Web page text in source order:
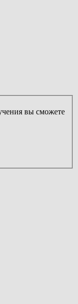
вы сможете